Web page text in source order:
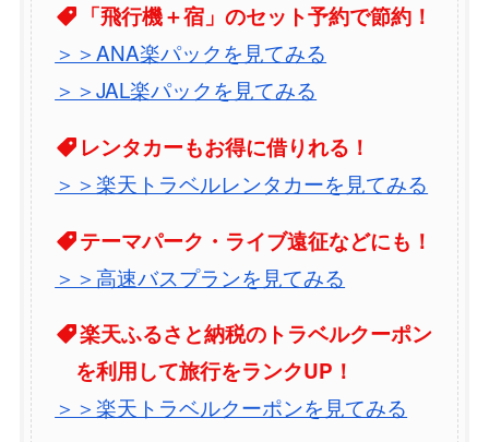
「飛行機＋宿」のセット予約で節約！
＞＞ANA楽パックを見てみる
＞＞JAL楽パックを見てみる
レンタカーもお得に借りれる！
＞＞楽天トラベルレンタカーを見てみる
テーマパーク・ライブ遠征などにも！
＞＞高速バスプランを見てみる
楽天ふるさと納税のトラベルクーポン
を利用して旅行をランクUP！
＞＞楽天トラベルクーポンを見てみる